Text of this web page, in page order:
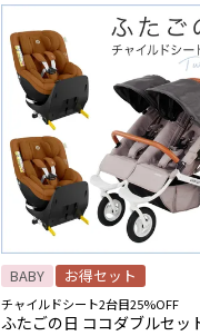
BABY お得セット
チャイルドシート2台目25%OFF
ふたごの日 ココダブルセッ